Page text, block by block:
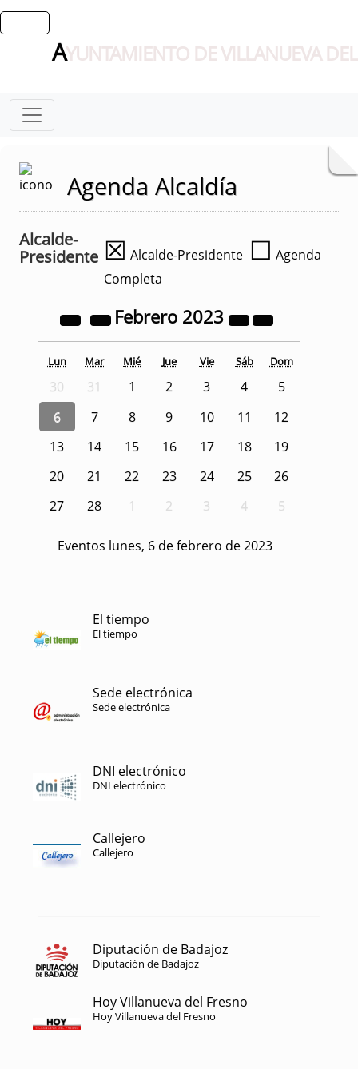
AYUNTAMIENTO DE VILLANUEVA
Agenda Alcaldía
Alcalde-
Presidente ☒ Alcalde-Presidente ☐ Agenda
Completa
Febrero 2023
Lun Mar Mié Jue Vie Sáb Dom
30 31 1 2 3 4
5
6
7 8 9 10 11
12
13
14 15 16 17 18
19
20
21 22 23 24 25
26
27
28 1 2 3 4 5
Eventos lunes, 6 de febrero de 2023
El tiempo
El tiempo
Sede electrónica
Sede electrónica
DNI electrónico
DNI electrónico
Callejero
Callejero
Diputación de Badajoz
Diputación de Badajoz
Hoy Villanueva del Fresno
Hoy Villanueva del Fresno